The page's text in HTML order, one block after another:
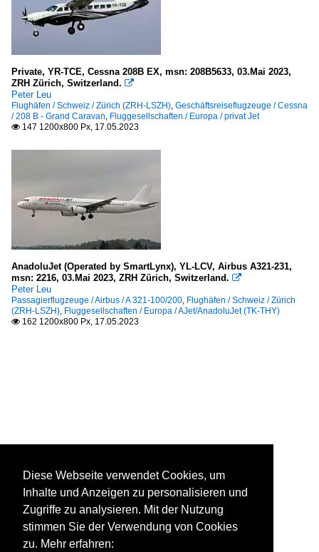
Private, YR-TCE, Cessna 208B EX, msn: 208B5633, 03.Mai 2023,
ZRH Zürich, Switzerland. 
Peter Leu
Flughäfen / Schweiz / Zürich (ZRH-LSZH), Geschäftsreiseflugzeuge / Cessna
/ 208 B - Grand Caravan, Fluggesellschaften / Europa / privat Jet
 147 1200x800 Px, 17.05.2023
AnadoluJet (Operated by SmartLynx), YL-LCV, Airbus A321-231,
msn: 2216, 03.Mai 2023, ZRH Zürich, Switzerland. 
Peter Leu
Passagierflugzeuge / Airbus / A 321-100/200, Flughäfen / Schweiz / Zürich
(ZRH-LSZH), Fluggesellschaften / Europa / AJet/AnadoluJet (TK-THY)
 162 1200x800 Px, 17.05.2023
Diese Webseite verwendet Cookies, um
Inhalte und Anzeigen zu personalisieren und
Zugriffe zu analysieren. Mit der Nutzung
stimmen Sie der Verwendung von Cookies
zu. Mehr erfahren: